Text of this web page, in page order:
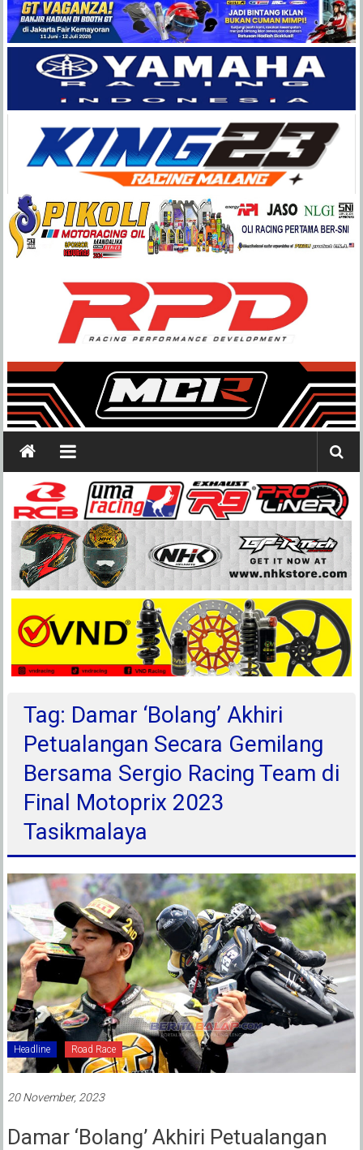
Balap
Paling
Lengkap
Tag: Damar ‘Bolang’ Akhiri
Petualangan Secara Gemilang
Bersama Sergio Racing Team di
Final Motoprix 2023
Tasikmalaya
Headline Road Race
20 November, 2023
Damar ‘Bolang’ Akhiri Petualangan